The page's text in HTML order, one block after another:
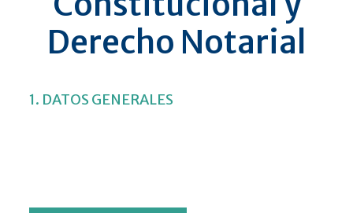
Derecho Notarial
1. DATOS GENERALES